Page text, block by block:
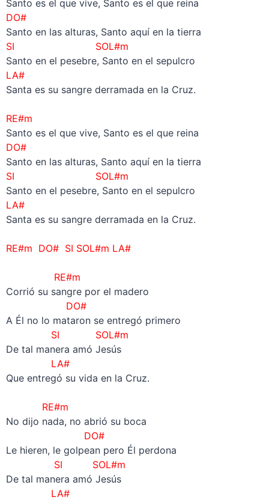
Santo es el que vive, Santo es el que reina
DO#
Santo en las alturas, Santo aquí en la tierra
SI SOL#m
Santo en el pesebre, Santo en el sepulcro
LA#
Santa es su sangre derramada en la Cruz.
RE#m
Santo es el que vive, Santo es el que reina
DO#
Santo en las alturas, Santo aquí en la tierra
SI SOL#m
Santo en el pesebre, Santo en el sepulcro
LA#
Santa es su sangre derramada en la Cruz.
RE#m DO# SI SOL#m LA#
RE#m
Corrió su sangre por el madero
DO#
A Él no lo mataron se entregó primero
SI SOL#m
De tal manera amó Jesús
LA#
Que entregó su vida en la Cruz.
RE#m
No dijo nada, no abrió su boca
DO#
Le hieren, le golpean pero Él perdona
SI SOL#m
De tal manera amó Jesús
LA#